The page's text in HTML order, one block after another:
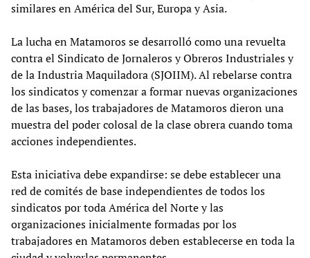
similares en América del Sur, Europa y Asia.
La lucha en Matamoros se desarrolló como una revuelta
contra el Sindicato de Jornaleros y Obreros Industriales y
de la Industria Maquiladora (SJOIIM). Al rebelarse contra
los sindicatos y comenzar a formar nuevas organizaciones
de las bases, los trabajadores de Matamoros dieron una
muestra del poder colosal de la clase obrera cuando toma
acciones independientes.
Esta iniciativa debe expandirse: se debe establecer una
red de comités de base independientes de todos los
sindicatos por toda América del Norte y las
organizaciones inicialmente formadas por los
trabajadores en Matamoros deben establecerse en toda la